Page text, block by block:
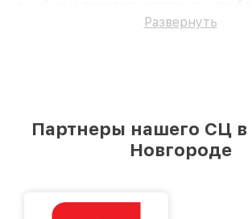
максимально эффективно.
элементов.
Неисправна материнская плата
или ремонт платы обеспечит
динамиков или аудиоразъёмов
Развернуть
Партнеры нашего СЦ
Новгороде